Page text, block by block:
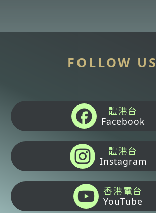
FOLLOW US
體港台
Facebook
體港台
Instagram
香港電台
YouTube